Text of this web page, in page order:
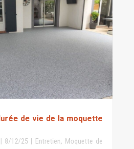
de vie de la moquette
| 8/12/25| Entretien, Moquette de